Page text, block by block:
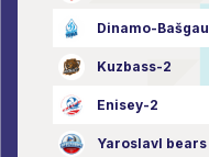
Dinamo-Bašgau
Kuzbass-2
Enisey-2
Yaroslavl bears